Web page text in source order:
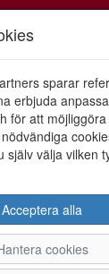
sparar
erbjuda
för att
själv välja vilken
Acceptera alla
cookies